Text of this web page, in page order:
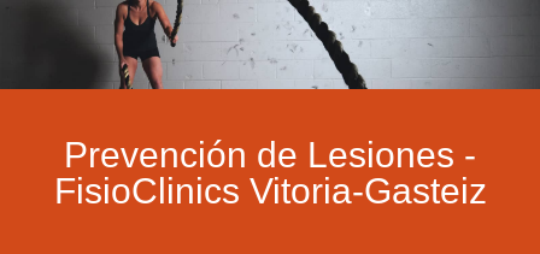
Prevención de Lesiones -
FisioClinics Vitoria-Gasteiz